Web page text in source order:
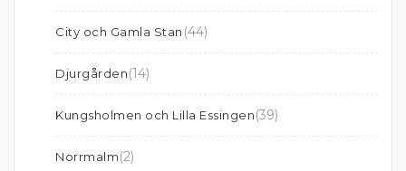
City och Gamla Stan (44)
Djurgården(14)
Kungsholmen och Lilla Essingen(39)
Norrmalm(2)